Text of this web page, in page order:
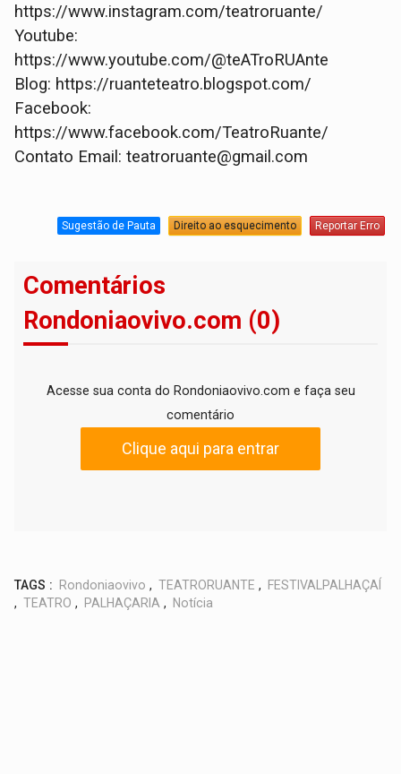
https://www.instagram.com/teatroruante/
Youtube:
https://www.youtube.com/@teATroRUAnte
Blog: https://ruanteteatro.blogspot.com/
Facebook:
https://www.facebook.com/TeatroRuante/
Contato Email: teatroruante@gmail.com
Sugestão de Pauta Direito ao esquecimento Reportar Erro
Comentários
Rondoniaovivo.com (0)
Acesse sua conta do Rondoniaovivo.com e faça seu
comentário
Clique aqui para entrar
TAGS : Rondoniaovivo , TEATRORUANTE ,
FESTIVALPALHAÇAÍ
, TEATRO , PALHAÇARIA , Notícia